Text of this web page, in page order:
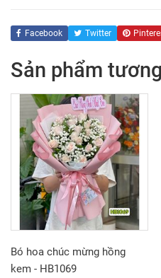
Facebook Twitter
Sản phẩm
Bó hoa chúc mừng hồng
kem - HB1069